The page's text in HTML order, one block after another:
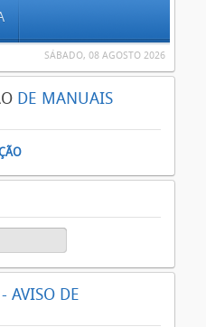
SÁBADO, 08 AGOSTO 2026
DE MANUAIS
- AVISO DE